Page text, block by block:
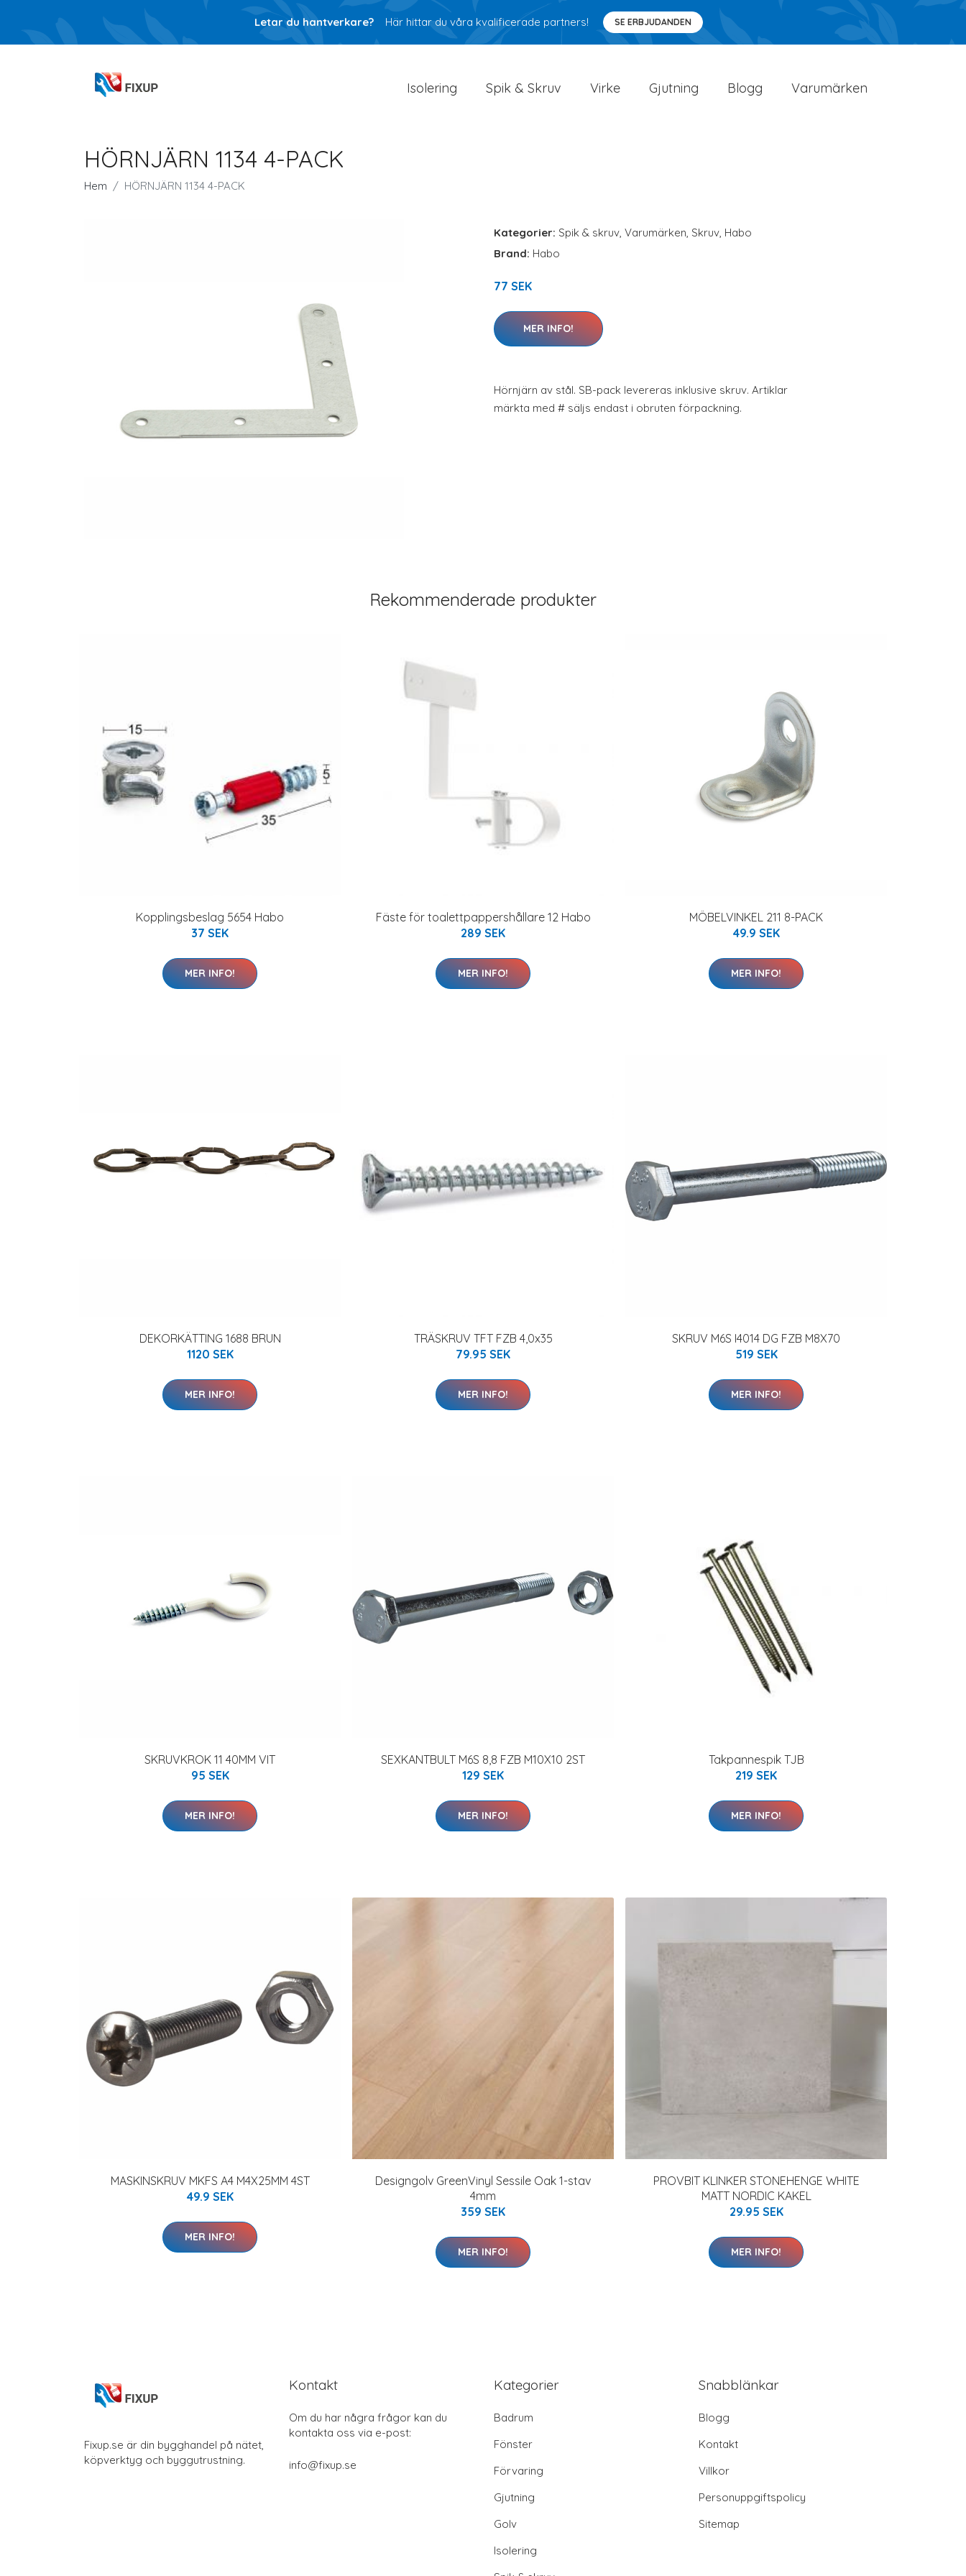
Letar du hantverkare? Här hittar du våra kvalificerade partners! SE ERBJUDANDEN
Isolering Spik & Skruv Virke Gjutning Blogg Varumärken
HÖRNJÄRN 1134 4-PACK
Hem HÖRNJÄRN 1134 4-PACK
Kategorier: Spik & skruv, Varumärken, Skruv, Habo
Brand: Habo
77 SEK
MER INFO!
Hörnjärn av stål. SB-pack levereras inklusive skruv. Artiklar
märkta med # säljs endast i obruten förpackning.
Rekommenderade produkter
Kopplingsbeslag 5654 Habo
37 SEK
MER INFO!
Fäste för toalettpappershållare 12 Habo
289 SEK
MER INFO!
MÖBELVINKEL 211 8-PACK
49.9 SEK
MER INFO!
DEKORKÄTTING 1688 BRUN
1120 SEK
MER INFO!
TRÄSKRUV TFT FZB 4,0x35
79.95 SEK
MER INFO!
SKRUV M6S I4014 DG FZB M8X70
519 SEK
MER INFO!
SKRUVKROK 11 40MM VIT
95 SEK
MER INFO!
SEXKANTBULT M6S 8,8 FZB M10X10 2ST
129 SEK
MER INFO!
Takpannespik TJB
219 SEK
MER INFO!
MASKINSKRUV MKFS A4 M4X25MM 4ST
49.9 SEK
MER INFO!
Designgolv GreenVinyl Sessile Oak 1-stav
4mm
359 SEK
MER INFO!
PROVBIT KLINKER STONEHENGE WHITE
MATT NORDIC KAKEL
29.95 SEK
MER INFO!
Fixup.se är din bygghandel på nätet,
köpverktyg och byggutrustning.
Kontakt
Om du har några frågor kan du
kontakta oss via e-post:
info@fixup.se
Kategorier
Badrum
Fönster
Förvaring
Gjutning
Golv
Isolering
Snabblänkar
Blogg
Kontakt
Villkor
Personuppgiftspolicy
Sitemap